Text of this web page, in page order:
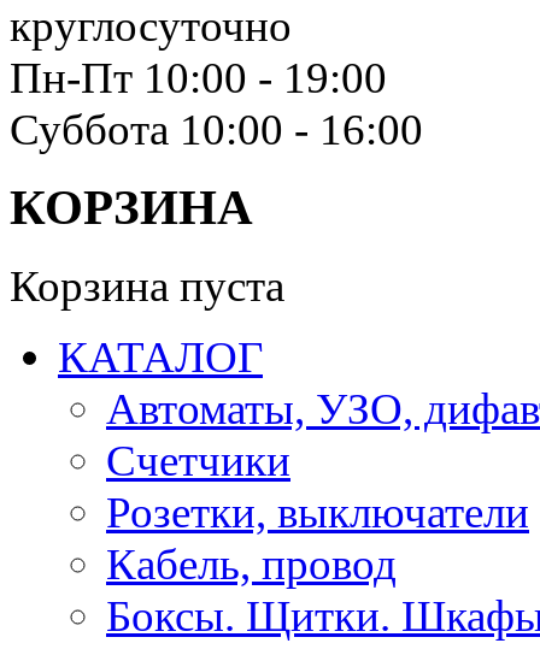
круглосуточно
Пн-Пт 10:00 - 19:00
Суббота 10:00 - 16:00
КОРЗИНА
Корзина пуста
КАТАЛОГ
Автоматы, УЗО,
Счетчики
Розетки, выключатели
Кабель, провод
Боксы. Щитки.